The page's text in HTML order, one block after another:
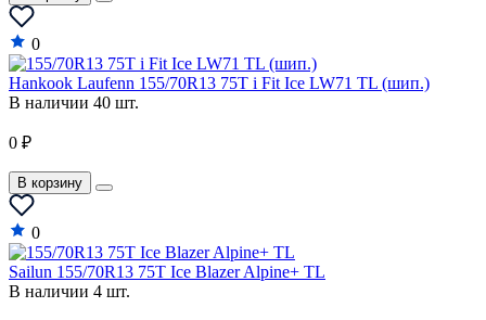
0
Hankook Laufenn 155/70R13 75T i Fit Ice LW71 TL (шип.)
В наличии 40 шт.
0 ₽
В корзину
0
Sailun 155/70R13 75T Ice Blazer Alpine+ TL
В наличии 4 шт.